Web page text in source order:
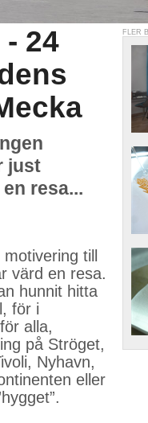
FLER
24
just
resa...
till
värd en resa.
hunnit hitta
för i
alla,
på Ströget,
Nyhavn,
eller